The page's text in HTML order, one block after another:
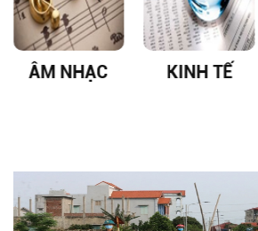
ÂM NHẠC KINH TẾ